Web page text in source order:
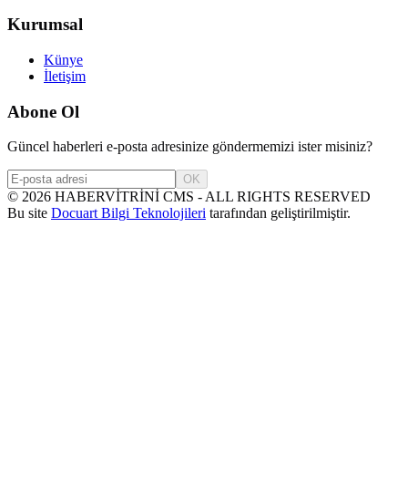
Kurumsal
Künye
İletişim
Abone Ol
Güncel haberleri e-posta adresinize göndermemizi ister misiniz?
OK
© 2026 HABERVİTRİNİ CMS - ALL RIGHTS RESERVED
Bu site Docuart Bilgi Teknolojileri tarafından geliştirilmiştir.